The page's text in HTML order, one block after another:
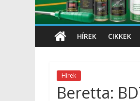
HÍREK CIKKEK
Hírek
Beretta: